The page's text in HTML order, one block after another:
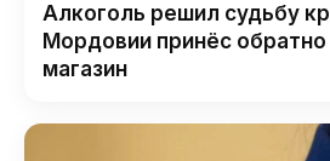
Алкоголь решил судьбу
Мордовии принёс обратно
магазин